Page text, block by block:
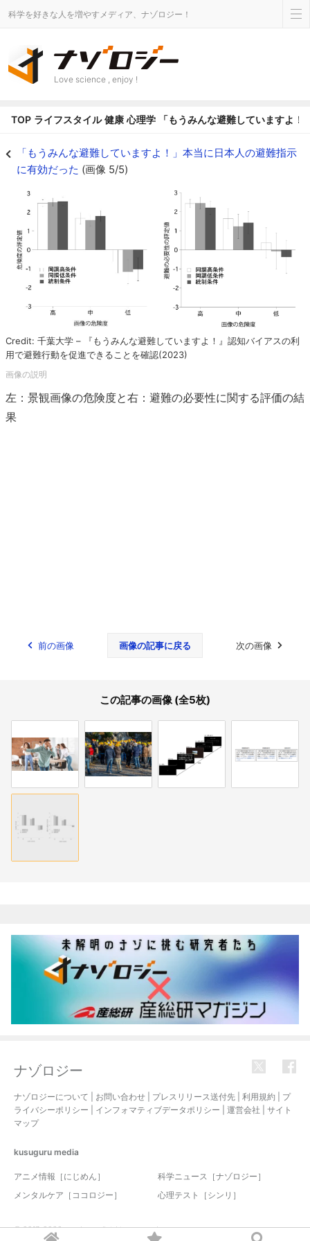
科学を好きな人を増やすメディア、ナゾロジー！
Love science , enjoy !
TOP ライフスタイル 健康 心理学 「もうみんな避難していますよ
「もうみんな避難していますよ！」本当に日本人の避難指示
に有効だった (画像 5/5)
Credit: 千葉大学 – 『もうみんな避難していますよ！』認知バイアスの利
用で避難行動を促進できることを確認(2023)
左：景観画像の危険度と右：避難の必要性に関する評価の結
果
前の画像 画像の記事に戻る 次の画像
この記事の画像 (全5枚)
ナゾロジー
ナゾロジーについて お問い合わせ プレスリリース送付先 利用規約
プ
ライバシーポリシー
インフォマティブデータポリシー 運営会社
サイト
マップ
kusuguru media
アニメ情報［にじめん］
科学ニュース［ナゾロジー］
メンタルケア［ココロジー］
心理テスト［シンリ］
© 2017-2026 nazology. all rights reserved.